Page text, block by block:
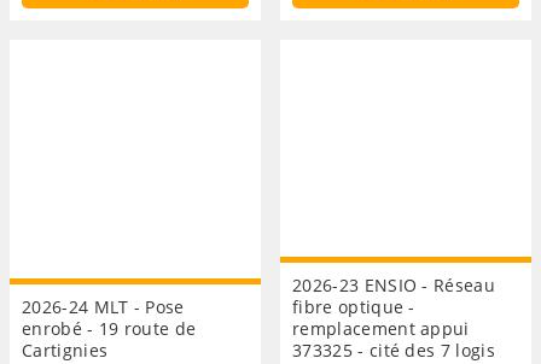
2026-24 MLT - Pose
enrobé - 19 route de
Cartignies
2026-23 ENSIO - Réseau
fibre optique -
remplacement appui
373325 - cité des 7 logis